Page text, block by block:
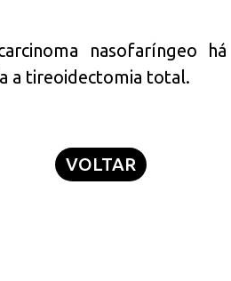
nasofaríngeo
a tireoidectomia total.
VOLTAR